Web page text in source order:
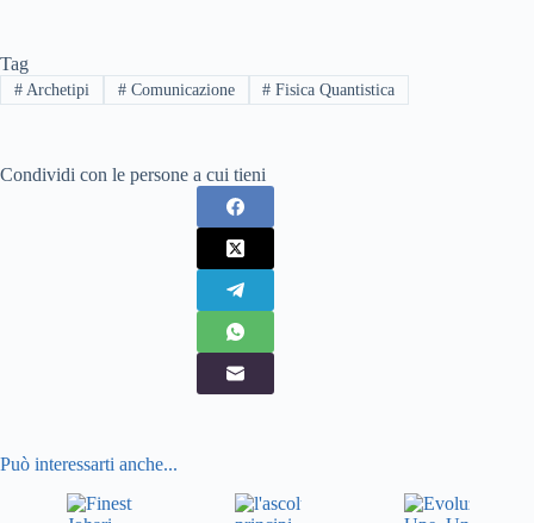
Tag
#Archetipi #Comunicazione # Fisica Quantistica
Condividi con le persone a cui tieni
Può interessarti anche...